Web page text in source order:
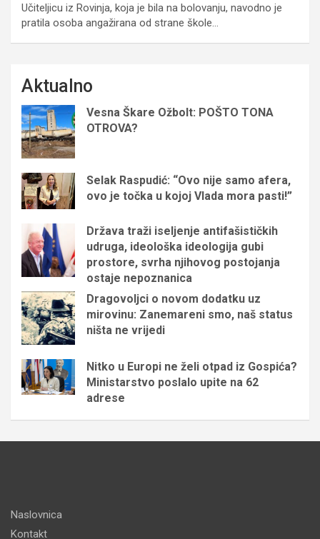
Učiteljicu iz Rovinja, koja je bila na bolovanju, navodno je
pratila osoba angažirana od strane škole…
Aktualno
Vesna Škare Ožbolt: POŠTO TONA
OTROVA?
Selak Raspudić: “Ovo nije samo afera,
ovo je točka u kojoj Vlada mora pasti!”
Država traži iseljenje antifašističkih
udruga, ideološka ideologija gubi
prostore, svrha njihovog postojanja
ostaje nepoznanica
Dragovoljci o novom dodatku uz
mirovinu: Zanemareni smo, naš status
ništa ne vrijedi
Nitko u Europi ne želi otpad iz Gospića?
Ministarstvo poslalo upite na 62
adrese
Naslovnica
Kontakt